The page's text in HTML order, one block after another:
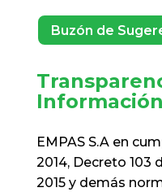
19/12/2006
Buzón de
EMPAS S.A en
2014, Decreto 103
2015 y demás